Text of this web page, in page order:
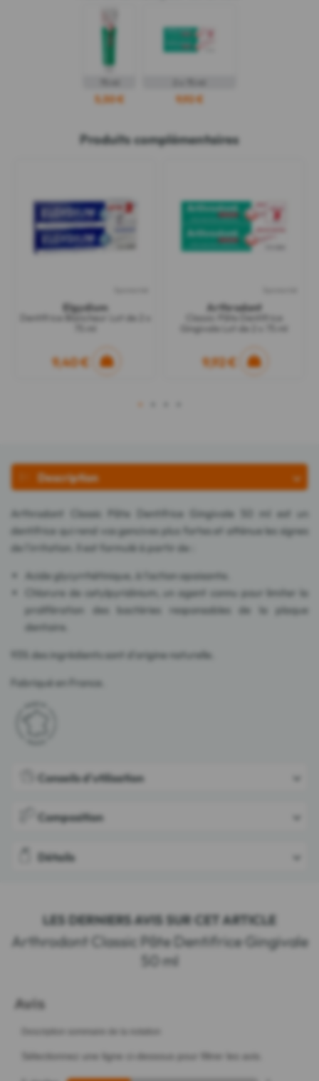
5,50 € 9,92 €
Produits complémentaires
Elgydium
Dentifrice Blancheur Lot de 2 x
9,40 €
Arthrodont
Classic Pâte Dentifrice
Gingivale Lot de 2 x 75 ml
9,92 €
1
Description
Arthrodont Classic Pâte Dentifrice Gingivale 50 ml est un
dentifrice qui rend vos gencives plus fortes et atténue les signes
de l'irritation. Il est formulé à partir de :
Acide glycyrrhétinique, à l'action apaisante.
Chlorure de cetylpyridinium, un agent connu pour limiter la
prolifération des bactéries responsables de la plaque
dentaire.
93% des ingrédients sont d'origine naturelle.
Fabriqué en France.
Conseils d'utilisation
Composition
Détails
LES DERNIERS AVIS SUR CET ARTICLE
Arthrodont Classic Pâte Dentifrice Gingivale
50 ml